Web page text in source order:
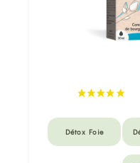
Détox Foie